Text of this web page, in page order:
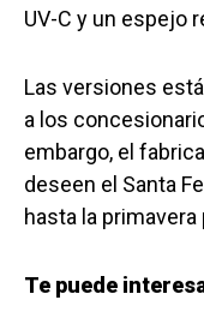
UV-C y un espejo
Las versiones
a los
embargo, el
deseen el Santa
hasta la
Te puede